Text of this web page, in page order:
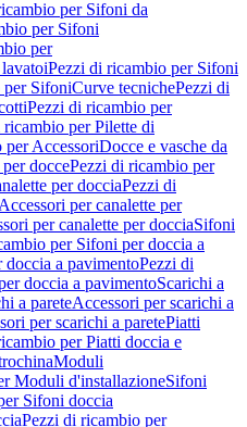
per Sifoni da
per Sifoni
per
Pezzi di ricambio per Sifoni
per SifoniCurve tecnichePezzi di
Pezzi di ricambio per
ricambio per Pilette di
AccessoriDocce e vasche da
doccePezzi di ricambio per
per docciaPezzi di
Accessori per canalette per
per canalette per docciaSifoni
per Sifoni per doccia a
doccia a pavimentoPezzi di
doccia a pavimentoScarichi a
a pareteAccessori per scarichi a
per scarichi a paretePiatti
per Piatti doccia e
Moduli
Moduli d'installazioneSifoni
Sifoni doccia
Pezzi di ricambio per